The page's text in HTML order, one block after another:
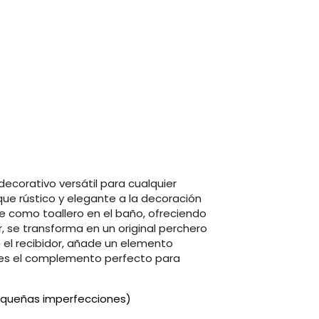
versátil para cualquier
rústico y elegante a la decoración
como toallero en el baño, ofreciendo
se transforma en un original perchero
recibidor, añade un elemento
el complemento perfecto para
imperfecciones)